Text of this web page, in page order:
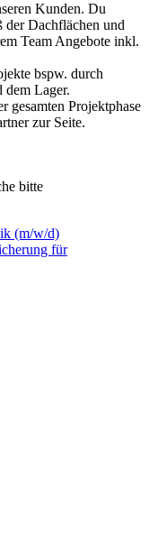
Kunden. Du
der Dach­flächen und
Team Angebote inkl.
bspw. durch
dem Lager.
gesamten Projektphase
zur Seite.
bitte
(m/w/d)
für